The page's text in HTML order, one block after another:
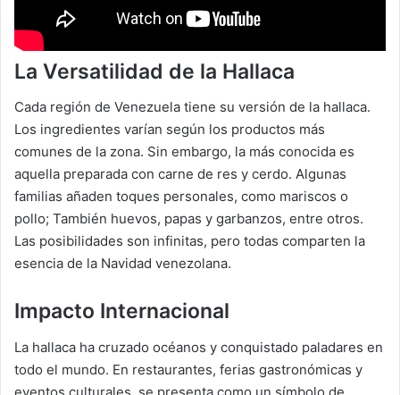
La Versatilidad de la Hallaca
Cada región de Venezuela tiene su versión de la hallaca.
Los ingredientes varían según los productos más
comunes de la zona. Sin embargo, la más conocida es
aquella preparada con carne de res y cerdo. Algunas
familias añaden toques personales, como mariscos o
pollo; También huevos, papas y garbanzos, entre otros.
Las posibilidades son infinitas, pero todas comparten la
esencia de la Navidad venezolana.
Impacto Internacional
La hallaca ha cruzado océanos y conquistado paladares en
todo el mundo. En restaurantes, ferias gastronómicas y
eventos culturales, se presenta como un símbolo de